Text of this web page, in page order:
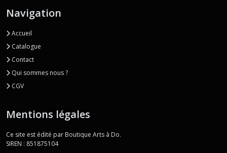
Navigation
Accueil
Catalogue
Contact
Qui sommes nous ?
CGV
Mentions légales
Ce site est édité par Boutique Arts à Do.
SIREN : 851875104